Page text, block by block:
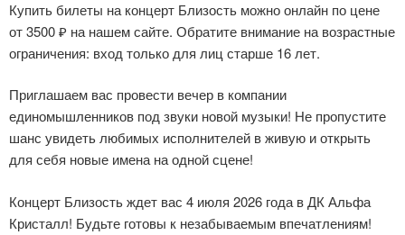
Купить билеты на концерт Близость можно онлайн по цене
от 3500 ₽ на нашем сайте. Обратите внимание на возрастные
ограничения: вход только для лиц старше 16 лет.
Приглашаем вас провести вечер в компании
единомышленников под звуки новой музыки! Не пропустите
шанс увидеть любимых исполнителей в живую и открыть
для себя новые имена на одной сцене!
Концерт Близость ждет вас 4 июля 2026 года в ДК Альфа
Кристалл! Будьте готовы к незабываемым впечатлениям!